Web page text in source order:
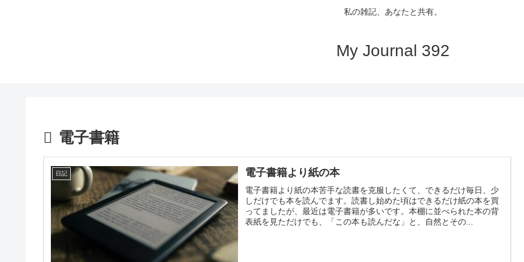
私の雑記、あなたと共有。
My Journal 392
電子書籍
日記 電子書籍より紙の本
電子書籍より紙の本苦手な読書を克服したくて、できるだけ毎日、少
しだけでも本を読んでます。読書し始めた頃はできるだけ紙の本を買
ってましたが、最近は電子書籍が多いです。本棚に並べられた本の背
表紙を見ただけでも、「この本も読んだな」と、自然とその...